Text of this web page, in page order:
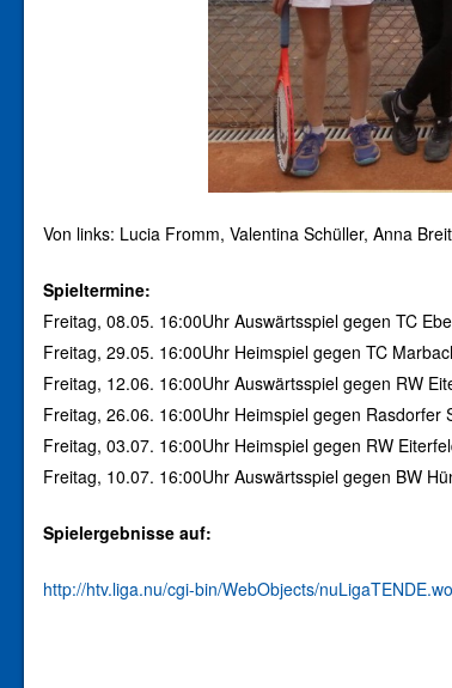
Von links: Lucia Fromm, Valentina Schüller, Anna
Spieltermine:
Freitag, 08.05. 16:00Uhr Auswärtsspiel gegen TC
Freitag, 29.05. 16:00Uhr Heimspiel gegen TC
Freitag, 12.06. 16:00Uhr Auswärtsspiel gegen RW
Freitag, 26.06. 16:00Uhr Heimspiel gegen Rasdorfer
Freitag, 03.07. 16:00Uhr Heimspiel gegen RW
Freitag, 10.07. 16:00Uhr Auswärtsspiel gegen BW
Spielergebnisseauf:
http://htv.liga.nu/cgi-bin/WebObjects/